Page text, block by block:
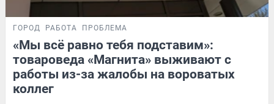
ГОРОД РАБОТА ПРОБЛЕМА
«Мы всё равно тебя подставим»:
товароведа «Магнита» выживают с
работы из-за жалобы на вороватых
коллег